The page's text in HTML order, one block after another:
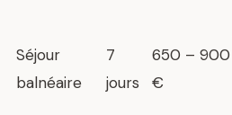
Séjour
balnéaire
7
jours
650 – 900
€